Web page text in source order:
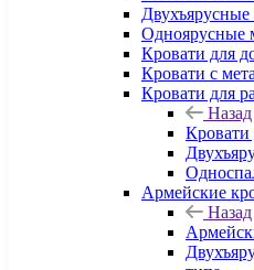
Двухъярусные
Одноярусные
Кровати для
Кровати с
Кровати для
Назад
Кровати
Армейские
Назад